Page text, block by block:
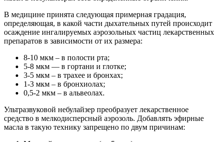
В медицине принята следующая примерная градация,
определяющая, в какой части дыхательных путей происходит
осаждение ингалируемых аэрозольных частиц лекарственных
препаратов в зависимости от их размера:
8-10 мкм – в полости рта;
5-8 мкм — в гортани и глотке;
3-5 мкм – в трахее и бронхах;
1-3 мкм – в бронхиолах;
0,5-2 мкм – в альвеолах.
Ультразвуковой небулайзер преобразует лекарственное
средство в мелкодисперсный аэрозоль. Добавлять эфирные
масла в такую технику запрещено по двум причинам: